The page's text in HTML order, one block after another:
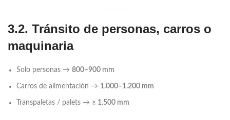
3.2. Tránsito de personas, carros o
maquinaria
Solo personas → 800–900 mm
Carros de alimentación → 1.000–1.200 mm
Transpaletas / palets → ≥ 1.500 mm